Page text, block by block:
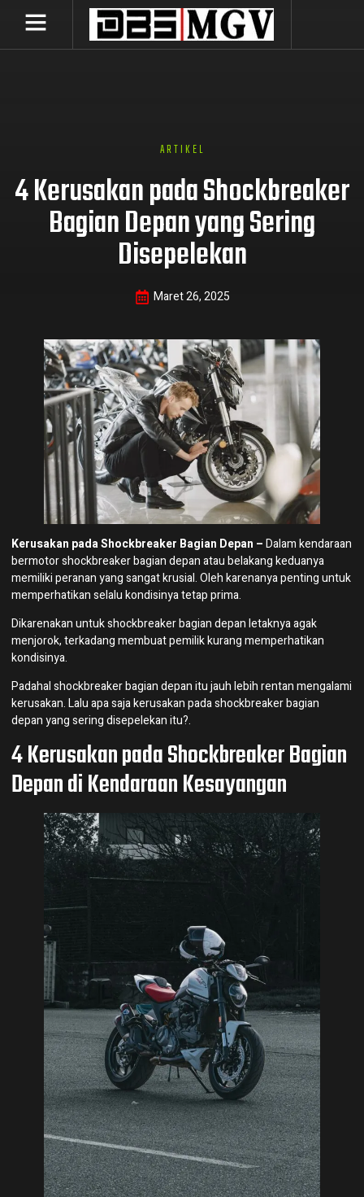
ARTIKEL
4 Kerusakan pada Shockbreaker
Bagian Depan yang Sering
Disepelekan
Maret 26, 2025
Kerusakan pada Shockbreaker Bagian Depan –Dalam kendaraan
bermotor shockbreaker bagian depan atau belakang keduanya
memiliki peranan yang sangat krusial. Oleh karenanya penting untuk
memperhatikan selalu kondisinya tetap prima.
Dikarenakan untuk shockbreaker bagian depan letaknya agak
menjorok, terkadang membuat pemilik kurang memperhatikan
kondisinya.
Padahal shockbreaker bagian depan itu jauh lebih rentan mengalami
kerusakan. Lalu apa saja kerusakan pada shockbreaker bagian
depan yang sering disepelekan itu?.
4 Kerusakan pada Shockbreaker Bagian
Depan di Kendaraan Kesayangan